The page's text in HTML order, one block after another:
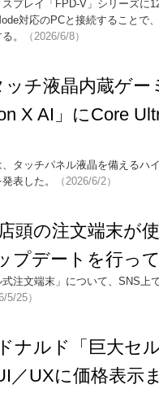
プレイ「FPD-V」シリーズに
対応のPCと接続することで
。
（2026/6/8）
ッチ液晶内蔵ゲ
X AI」にCore
タッチパネル液晶を備えるハ
表した。
（2026/6/2）
頭の注文端末が
プデートを行っ
注文端末」について、SNS上
5/25）
ルド「巨大セ
／UXに価格表示